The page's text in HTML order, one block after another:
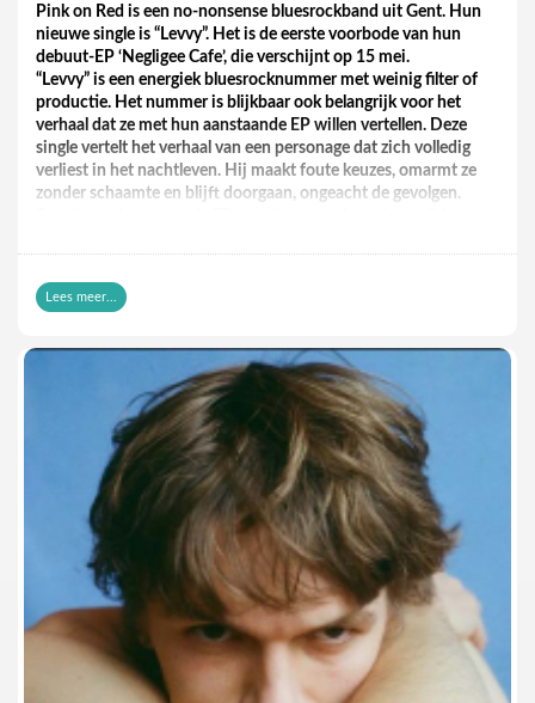
Pink on Red is een no-nonsense bluesrockband uit Gent. Hun
nieuwe single is “Levvy”. Het is de eerste voorbode van hun
debuut-EP ‘Negligee Cafe’, die verschijnt op 15 mei.
“Levvy” is een energiek bluesrocknummer met weinig filter of
productie. Het nummer is blijkbaar ook belangrijk voor het
verhaal dat ze met hun aanstaande EP willen vertellen. Deze
single vertelt het verhaal van een personage dat zich volledig
verliest in het nachtleven. Hij maakt foute keuzes, omarmt ze
zonder schaamte en blijft doorgaan, ongeacht de gevolgen.
https://www.youtube.com/watch?v=bFZ62Se2ZGE
Lees meer...